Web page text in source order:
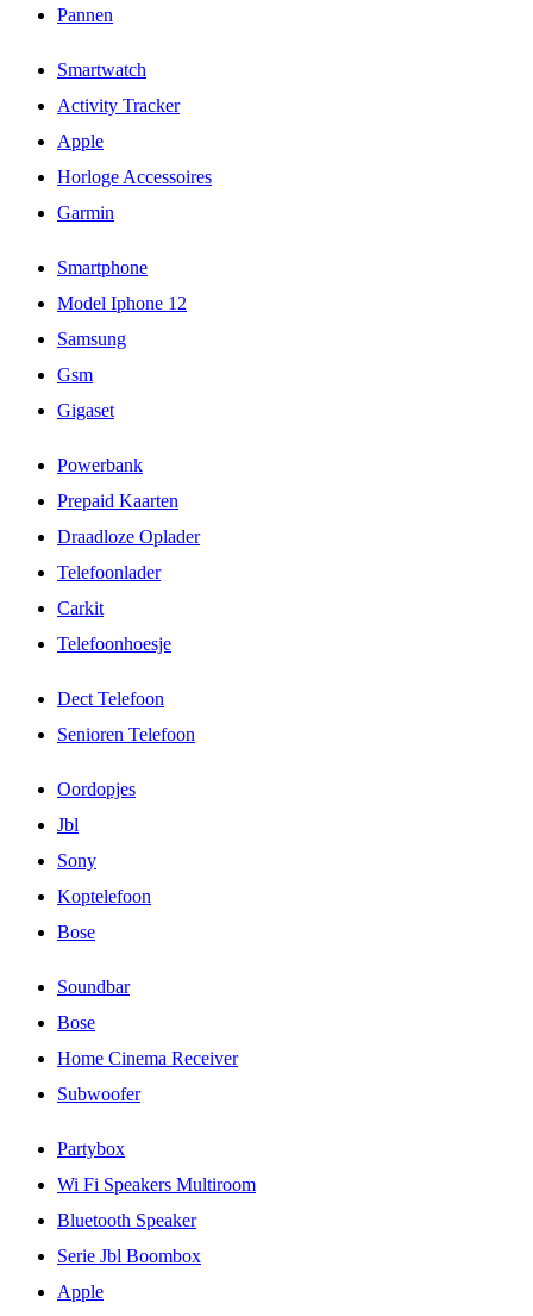
Pannen
Smartwatch
Activity Tracker
Apple
Horloge Accessoires
Garmin
Smartphone
Model Iphone 12
Samsung
Gsm
Gigaset
Powerbank
Prepaid Kaarten
Draadloze Oplader
Telefoonlader
Carkit
Telefoonhoesje
Dect Telefoon
Senioren Telefoon
Oordopjes
Jbl
Sony
Koptelefoon
Bose
Soundbar
Bose
Home Cinema Receiver
Subwoofer
Partybox
Wi Fi Speakers Multiroom
Bluetooth Speaker
Serie Jbl Boombox
Apple